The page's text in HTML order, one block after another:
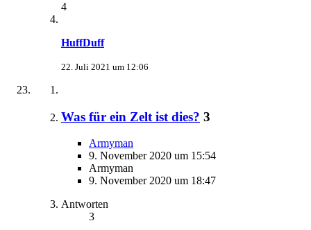
4
HuffDuff
22. Juli 2021 um 12:06
Was für ein Zelt ist dies? 3
Armyman
9. November 2020 um 15:54
Armyman
9. November 2020 um 18:47
Antworten
3